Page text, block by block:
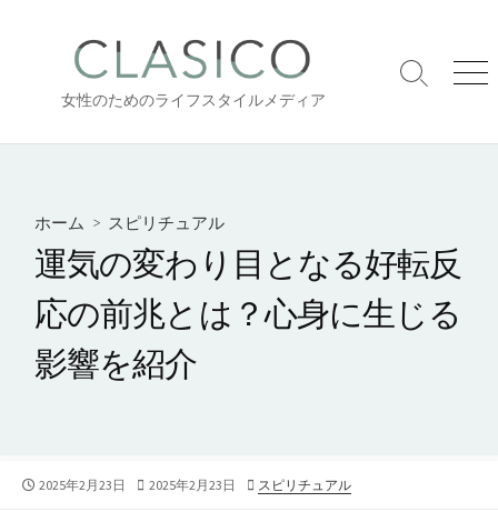
女性のためのライフスタイルメディア
検
り
メ
ー
ホーム > スピリチュアル
運気の変わり目となる好転反
応の前兆とは？心身に生じる
影響を紹介
公
2025年2月23日
最
2025年2月23日
カ
スピリチュアル